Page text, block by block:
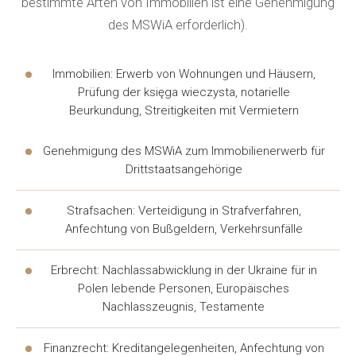
Solche Unterstützung ist besonders in komplizierten
Fällen erforderlich, die die Beteiligung mehrerer
koordiniert, der das Ergebnis des gesamten Teams
überwacht und dem Mandanten gegenüber
RECHTLICHE HILFE FÜR
UKRAINER IN POLEN ONLINE –
BERATUNG OHNE BESUCH
Eine Beratung kann auf zwei Arten eingeholt werden.
Der erste – ein persönliches Treffen mit dem Anwalt im
Büro. Der zweite – rechtliche Hilfe online, die aus jeder
des MSWiA erforderlich).
Immobilien: Erwerb von Wohnungen und Häusern,
Prüfung der księga wieczysta, notarielle
Beurkundung, Streitigkeiten mit Vermietern
Genehmigung des MSWiA zum Immobilienerwerb für
Drittstaatsangehörige
Strafsachen: Verteidigung in Strafverfahren,
Anfechtung von Bußgeldern, Verkehrsunfälle
Erbrecht: Nachlassabwicklung in der Ukraine für in
Polen lebende Personen, Europäisches
Nachlasszeugnis, Testamente
Finanzrecht: Kreditangelegenheiten, Anfechtung von